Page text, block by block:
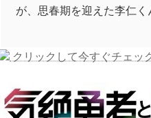
が、思春期を迎えた李仁く
クリックして今すぐチェッ